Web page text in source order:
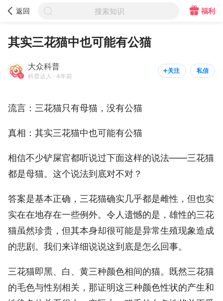
返回  搜索知识 福利
  科普达人
其实三花猫中也可能有公猫

大众科普
科普达人 · 4年前
关注 私信
流言：三花猫只有母猫，没有公猫
真相：其实三花猫中也可能有公猫
相信不少铲屎官都听说过下面这样的说法——三花猫
都是母猫。这个说法到底对不对？
答案是基本正确，三花猫确实几乎都是雌性，但也实
实在在地存在一些例外。令人遗憾的是，雄性的三花
猫虽然珍贵，但其本身却很可能是异常生殖现象造成
的悲剧。我们来详细说说这到底是怎么回事。
三花猫即黑、白、黄三种颜色相间的猫。既然三花猫
的毛色与性别相关，那证明这三种颜色性状的产生和